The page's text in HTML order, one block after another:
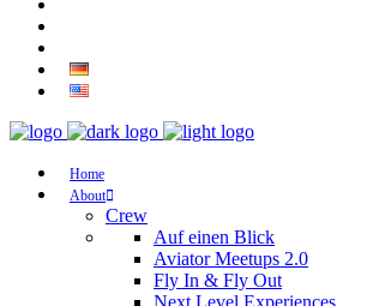
Home
About
Crew
Auf einen Blick
Aviator Meetups 2.0
Fly In & Fly Out
Next Level Experiences